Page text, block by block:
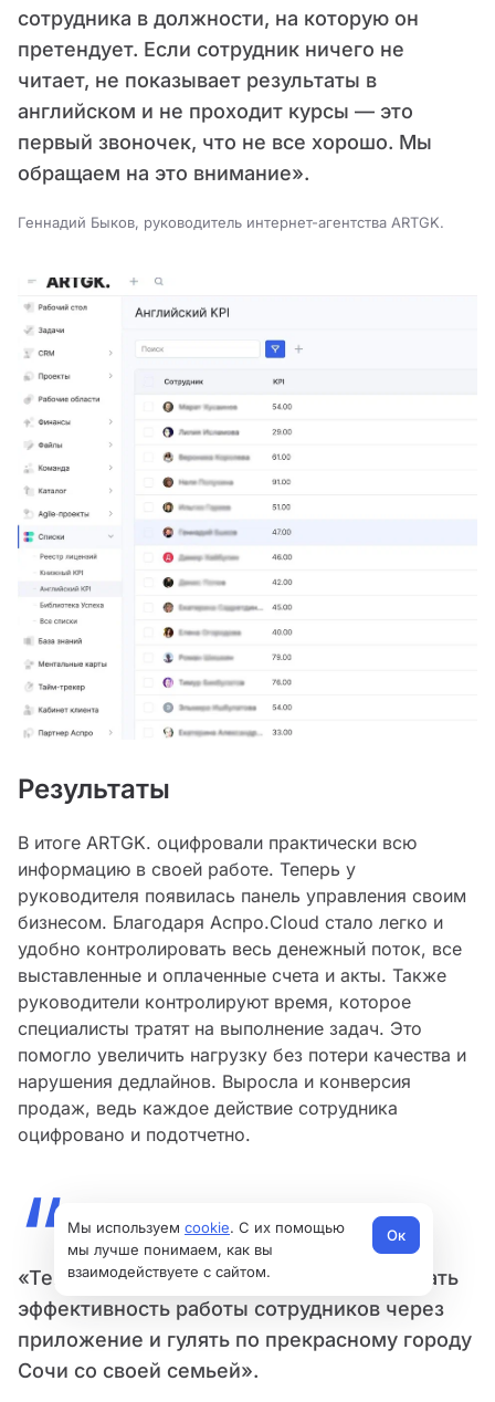
Мы используем cookie. С их помощью
мы лучше понимаем, как вы
взаимодействуете с сайтом.
Ок
сотрудника в должности, на которую он
претендует. Если сотрудник ничего не
читает, не показывает результаты в
английском и не проходит курсы — это
первый звоночек, что не все хорошо. Мы
обращаем на это внимание».
Геннадий Быков, руководитель интернет-агентства ARTGK.
Результаты
В итоге ARTGK. оцифровали практически всю
информацию в своей работе. Теперь у
руководителя появилась панель управления своим
бизнесом. Благодаря Аспро.Cloud стало легко и
удобно контролировать весь денежный поток, все
выставленные и оплаченные счета и акты. Также
руководители контролируют время, которое
специалисты тратят на выполнение задач. Это
помогло увеличить нагрузку без потери качества и
нарушения дедлайнов. Выросла и конверсия
продаж, ведь каждое действие сотрудника
оцифровано и подотчетно.
“
«Теперь я могу одновременно отслеживать
эффективность работы сотрудников через
приложение и гулять по прекрасному городу
Сочи со своей семьей».